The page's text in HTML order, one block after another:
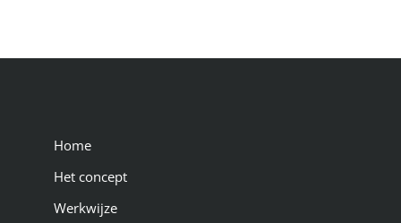
Home
Het concept
Werkwijze